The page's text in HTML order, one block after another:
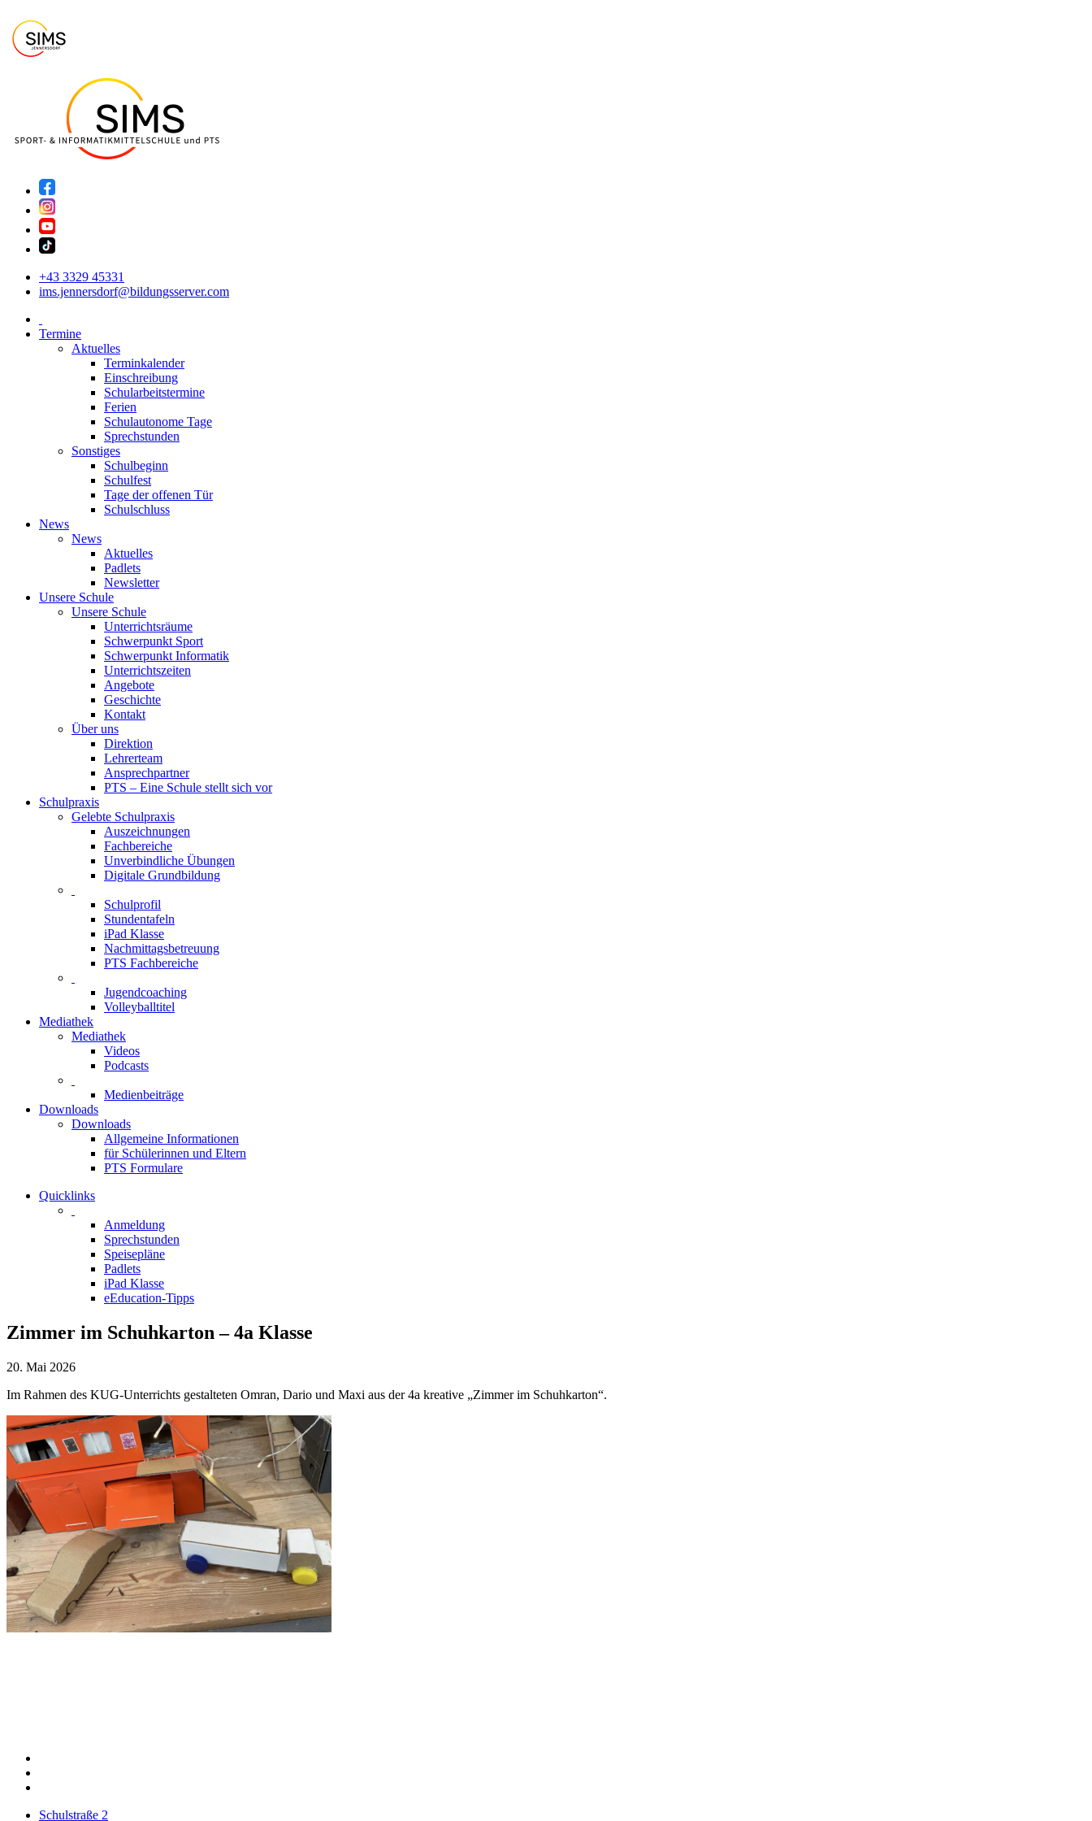
+43 3329 45331
ims.jennersdorf@bildungsserver.com
Termine
Aktuelles
Terminkalender
Einschreibung
Schularbeitstermine
Ferien
Schulautonome Tage
Sprechstunden
Sonstiges
Schulbeginn
Schulfest
Tage der offenen Tür
Schulschluss
News
News
Aktuelles
Padlets
Newsletter
Unsere Schule
Unsere Schule
Unterrichtsräume
Schwerpunkt Sport
Schwerpunkt Informatik
Unterrichtszeiten
Angebote
Geschichte
Kontakt
Über uns
Direktion
Lehrerteam
Ansprechpartner
PTS – Eine Schule stellt sich vor
Schulpraxis
Gelebte Schulpraxis
Auszeichnungen
Fachbereiche
Unverbindliche Übungen
Digitale Grundbildung
Schulprofil
Stundentafeln
iPad Klasse
Nachmittagsbetreuung
PTS Fachbereiche
Jugendcoaching
Volleyballtitel
Mediathek
Mediathek
Videos
Podcasts
Medienbeiträge
Downloads
Downloads
Allgemeine Informationen
für Schülerinnen und Eltern
PTS Formulare
Quicklinks
Anmeldung
Sprechstunden
Speisepläne
Padlets
iPad Klasse
eEducation-Tipps
Zimmer im Schuhkarton – 4a Klasse
20. Mai 2026
Im Rahmen des KUG-Unterrichts gestalteten Omran, Dario und Maxi aus der 4a kreative „Zimmer im Schuhkarton“.
Schulstraße 2